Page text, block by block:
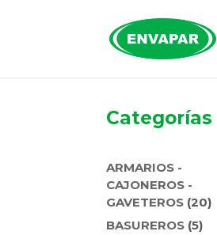
Categorías
ARMARIOS -
CAJONEROS -
GAVETEROS 2020
BASUREROS 55